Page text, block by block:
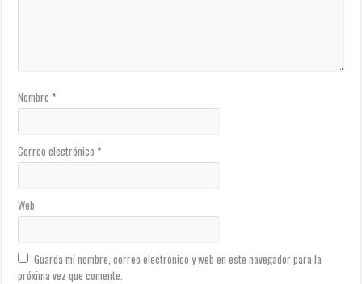
Nombre*
Correo electrónico*
Web
Guarda mi nombre, correo electrónico y web en este navegador para la
próxima vez que comente.